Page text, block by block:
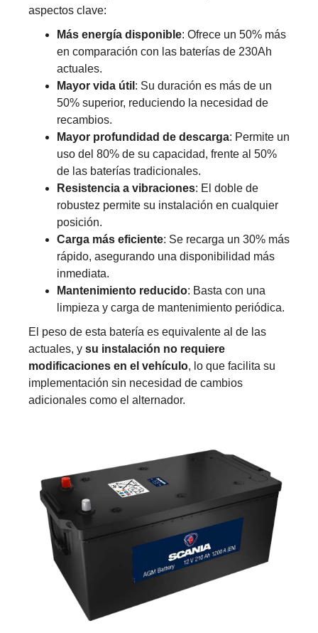
aspectos clave:
Más energía disponible: Ofrece un 50% más
en comparación con las baterías de 230Ah
actuales.
Mayor vida útil : Su duración es más de un
50% superior, reduciendo la necesidad de
recambios.
Mayor profundidad de descarga: Permite un
uso del 80% de su capacidad, frente al 50%
de las baterías tradicionales.
Resistencia a vibraciones: El doble de
robustez permite su instalación en cualquier
posición.
Carga más eficiente: Se recarga un 30% más
rápido, asegurando una disponibilidad más
inmediata.
Mantenimiento reducido: Basta con una
limpieza y carga de mantenimiento periódica.
El peso de esta batería es equivalente al de las
actuales, y su instalación no requiere
modificaciones en el vehículo, lo que facilita su
implementación sin necesidad de cambios
adicionales como el alternador.